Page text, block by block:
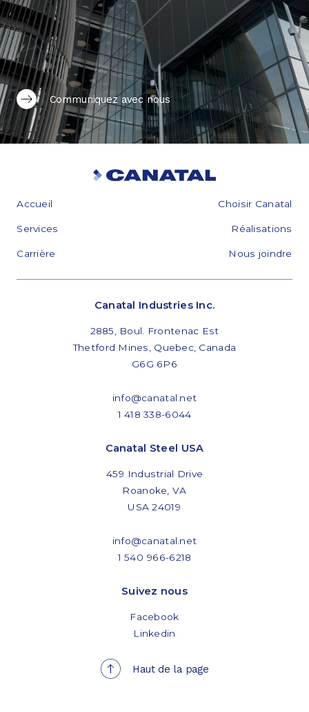
Communiquez avec nous
Accueil Choisir Canatal
Services Réalisations
Carrière Nous joindre
Canatal Industries Inc.
2885, Boul. Frontenac Est
Thetford Mines, Quebec, Canada
G6G 6P6
info@canatal.net
1 418 338-6044
Canatal Steel USA
459 Industrial Drive
Roanoke, VA
USA 24019
info@canatal.net
1 540 966-6218
Suivez nous
Facebook
Linkedin
Haut de la page